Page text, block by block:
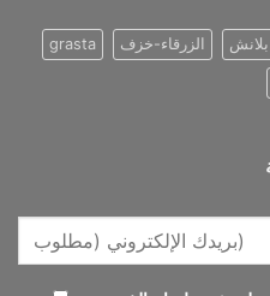
بلانش الزرقاء-خزف grasta